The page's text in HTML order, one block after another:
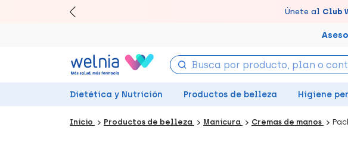
Disfruta de la
Únete al Club
Llévate un7% de
Canjea tus puntos en tu
Dietética y Nutrición Productos de belleza Higiene
Inicio Productos de belleza Manicura Cremas de manos